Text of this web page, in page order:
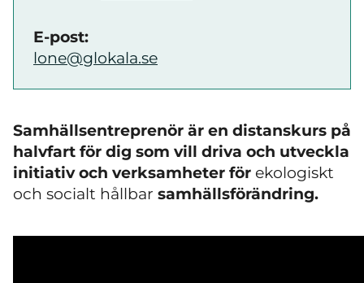
E-post:
lone@glokala.se
Samhällsentreprenör är en distanskurs på
halvfart för dig som vill driva och utveckla
initiativ och verksamheter för ekologiskt
och socialt hållbar samhällsförändring.